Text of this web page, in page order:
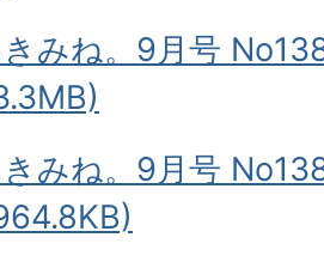
みね。9月号
みね。9月号